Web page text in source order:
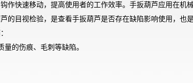
作快速移动，提高使用者的工作效率。手扳葫芦应用在机
的目视检验，是查看手扳葫芦是否存在缺陷影响使用，也
的伤痕、毛刺等缺陷。